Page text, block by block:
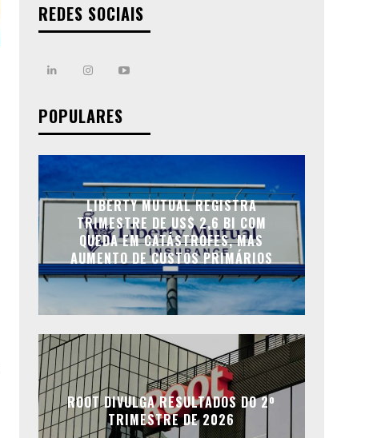
REDES SOCIAIS
POPULARES
LIBERTY MUTUAL REGISTRA
TRIMESTRE DE US$ 2,6 BI COM
QUEDA EM CATÁSTROFES, MAS
AUMENTO DE CUSTOS PRIMÁRIOS
ROOT DIVULGA RESULTADOS DO 2º
TRIMESTRE DE 2026